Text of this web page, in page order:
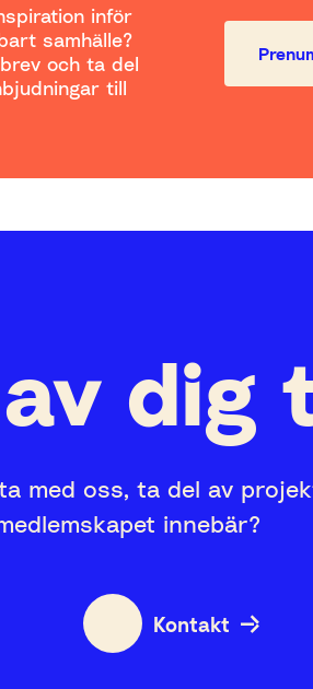
inför
samhälle?
och ta del
till
dig
med oss, ta del av
innebär?
Kontakt